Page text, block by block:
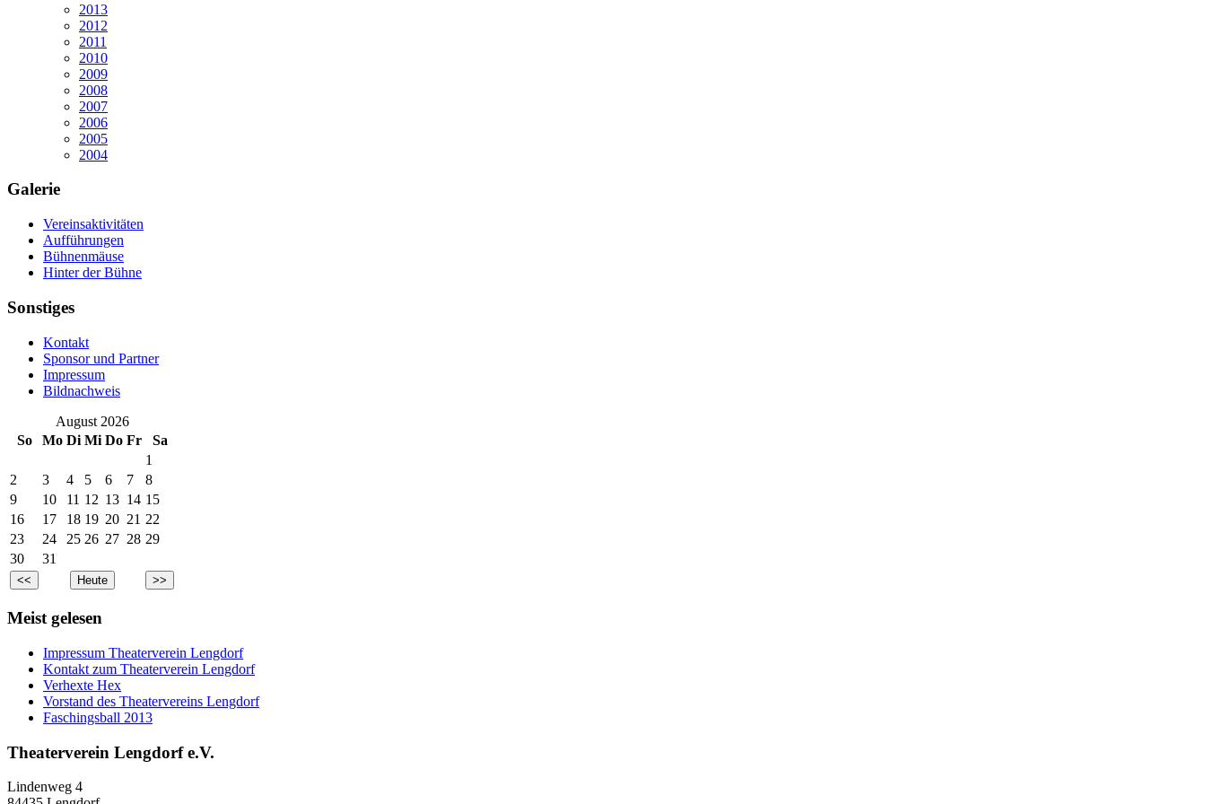
2013
2012
2011
2010
2009
2008
2007
2006
2005
2004
Galerie
Vereinsaktivitäten
Aufführungen
Bühnenmäuse
Hinter der Bühne
Sonstiges
Kontakt
Sponsor und Partner
Impressum
Bildnachweis
August 2026
So
Mo Di Mi Do Fr
Sa
1
2
3 4 5 6 7
8
9
10 11 12 13 14 15
16
17 18 19 20 21 22
23
24 25 26 27 28 29
30
31
Meist gelesen
Impressum Theaterverein Lengdorf
Kontakt zum Theaterverein Lengdorf
Verhexte Hex
Vorstand des Theatervereins Lengdorf
Faschingsball 2013
Theaterverein Lengdorf e.V.
Lindenweg 4